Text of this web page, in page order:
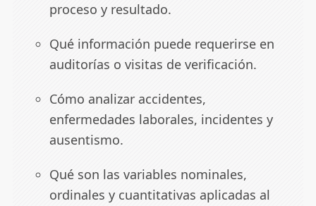
proceso y resultado.
Qué información puede requerirse en
auditorías o visitas de verificación.
Cómo analizar accidentes,
enfermedades laborales, incidentes y
ausentismo.
Qué son las variables nominales,
ordinales y cuantitativas aplicadas al